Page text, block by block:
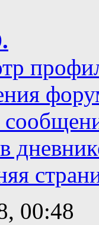
00:48